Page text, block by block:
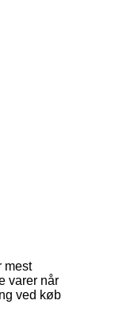
mest
varer når
ved køb